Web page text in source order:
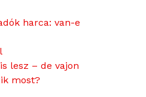
harca: van-e
lesz – de vajon
most?